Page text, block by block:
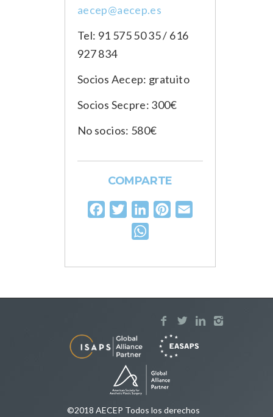
aecep@aecep.es
Tel: 91 575 50 35 / 616
927 834
Socios Aecep: gratuito
Socios Secpre: 300€
No socios: 580€
COMPARTE
FacebookTwitterLinkedInPinterest
©2018 AECEP Todos los derechos